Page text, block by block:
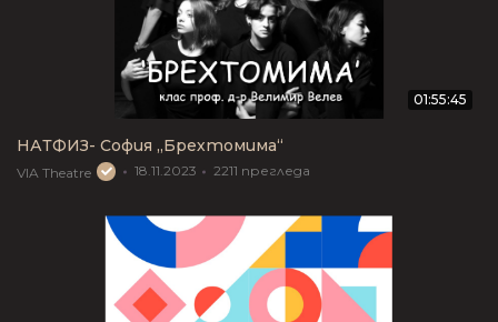
01:55:45
НАТФИЗ- София „Брехтомима“
VIA Theatre 18.11.2023 2211 прегледа